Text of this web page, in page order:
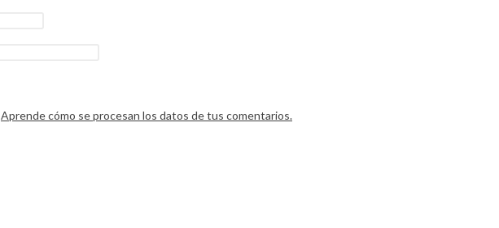
Aprende cómo se procesan los datos de tus comentarios.